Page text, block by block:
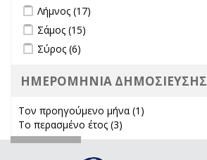
Apply Λήμνος filter
Λήμνος (17)
Apply Σάμος filter
Σάμος (15)
Apply Σύρος filter
Σύρος (6)
ΗΜΕΡΟΜΗΝΙΑ ΔΗΜΟΣΙΕΥΣΗΣ
Τον προηγούμενο μήνα (1)
Το περασμένο έτος (3)